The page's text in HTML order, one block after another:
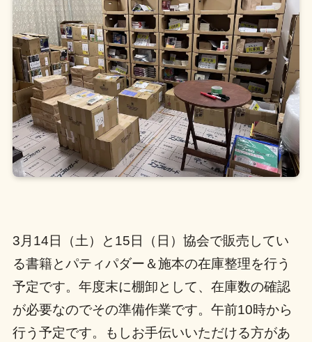
3月14日（土）と15日（日）協会で販売してい
る書籍とパティパダー＆施本の在庫整理を行う
予定です。年度末に棚卸として、在庫数の確認
が必要なのでその準備作業です。午前10時から
行う予定です。もしお手伝いいただける方があ